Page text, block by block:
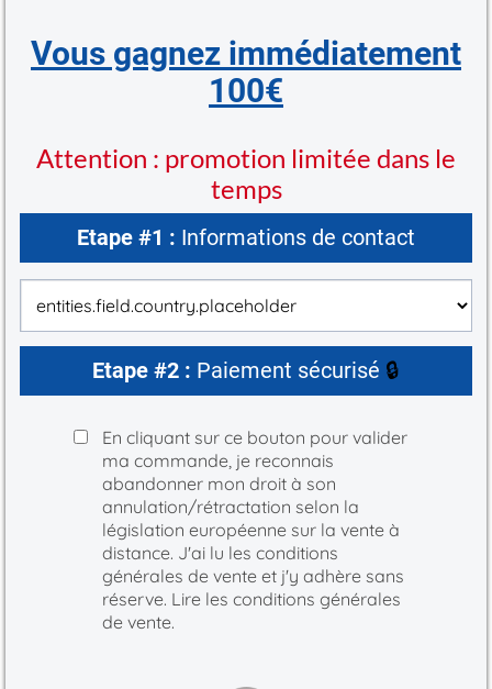
Vous gagnez immédiatement
100€
Attention : promotion limitée dans le
temps
Etape #1 : Informations de contact
Etape #2 : Paiement sécurisé 🔒
En cliquant sur ce bouton pour valider
ma commande, je reconnais
abandonner mon droit à son
annulation/rétractation selon la
législation européenne sur la vente à
distance. J'ai lu les conditions
générales de vente et j'y adhère sans
réserve. Lire les conditions générales
de vente.